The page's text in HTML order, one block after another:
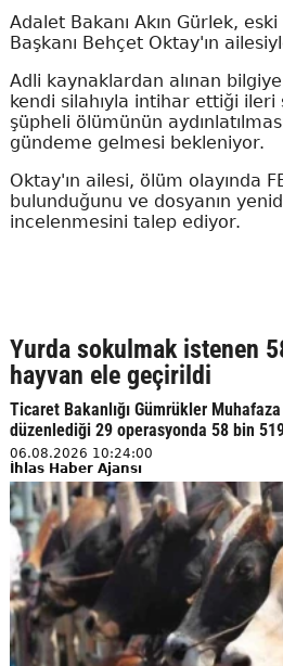
Adalet Bakanı Akın Gürlek,
Başkanı Behçet Oktay'ın
Adli kaynaklardan alınan
kendi silahıyla intihar ettiği ileri
şüpheli ölümünün
gündeme gelmesi bekleniyor.
Oktay'ın ailesi, ölüm olayında
bulunduğunu ve dosyanın
incelenmesini talep ediyor.
Yurda sokulmak istenen
hayvan ele geçirildi
Ticaret Bakanlığı Gümrükler
düzenlediği 29 operasyonda 58 bin
06.08.2026 10:24:00
İhlas Haber Ajansı